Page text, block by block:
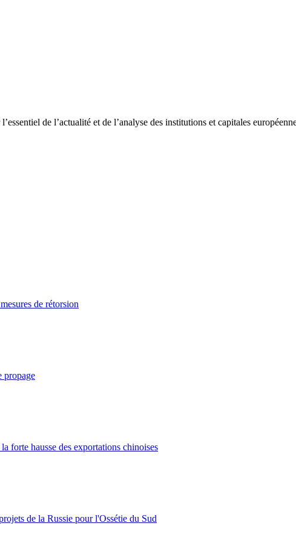
de l’actualité et de l’analyse des institutions et capitales
de rétorsion
propage
forte hausse des exportations chinoises
de la Russie pour l'Ossétie du Sud